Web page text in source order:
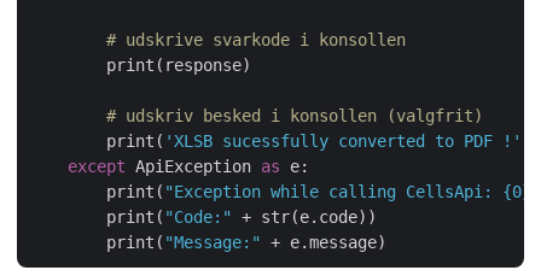
# udskrive svarkode i konsollen
        print(response)
# udskriv besked i konsollen (valgfrit)
        print(
'XLSB sucessfully converted to PDF !'
except ApiException as e:
        print(
"Exception while calling CellsApi: {0}"
        print(
"Code:"
+ str(e.code))
        print(
"Message:"